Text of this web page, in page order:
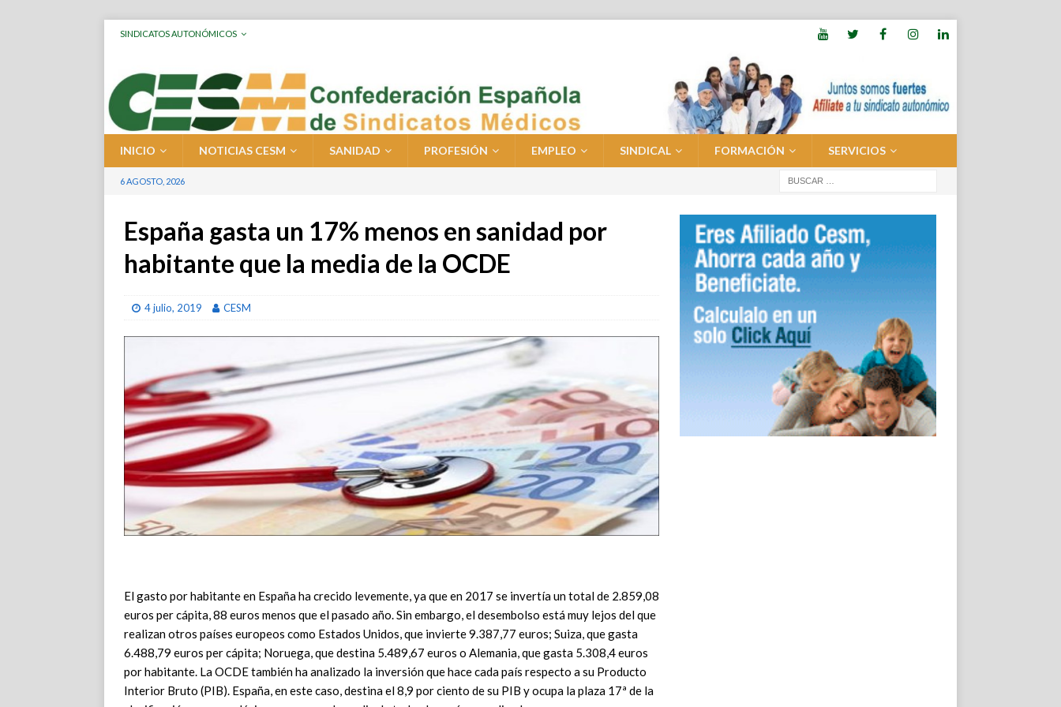
SINDICATOS AUTONÓMICOS
INICIO NOTICIAS CESM SANIDAD PROFESIÓN EMPLEO SINDICAL FORMACIÓN SERVICIOS
6 AGOSTO, 2026
España gasta un 17% menos en sanidad por
habitante que la media de la OCDE
4 julio, 2019 CESM
El gasto por habitante en España ha crecido levemente, ya que en 2017 se invertía un total de 2.859,08
euros per cápita, 88 euros menos que el pasado año. Sin embargo, el desembolso está muy lejos del que
realizan otros países europeos como Estados Unidos, que invierte 9.387,77 euros; Suiza, que gasta
6.488,79 euros per cápita; Noruega, que destina 5.489,67 euros o Alemania, que gasta 5.308,4 euros
por habitante. La OCDE también ha analizado la inversión que hace cada país respecto a su Producto
Interior Bruto (PIB). España, en este caso, destina el 8,9 por ciento de su PIB y ocupa la plaza 17ª de la